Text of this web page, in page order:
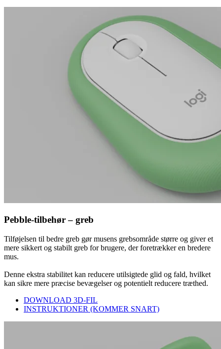
Pebble-tilbehør – greb
Tilføjelsen til bedre greb gør musens grebsområde større og giver et
mere sikkert og stabilt greb for brugere, der foretrækker en bredere
mus.
Denne ekstra stabilitet kan reducere utilsigtede glid og fald, hvilket
kan sikre mere præcise bevægelser og potentielt reducere træthed.
DOWNLOAD 3D-FIL
INSTRUKTIONER (KOMMER SNART)